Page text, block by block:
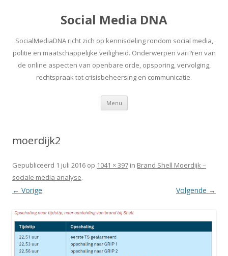
Social Media DNA
SocialMediaDNA richt zich op kennisdeling rondom social media,
politie en maatschappelijke veiligheid. Onderwerpen vari?ren van
de online aspecten van openbare orde, opsporing, vervolging,
rechtspraak tot crisisbeheersing en communicatie.
Menu Spring
inhoud
moerdijk2
Gepubliceerd 1 juli 2016 op 1041 × 397 in Brand Shell Moerdijk –
sociale media analyse.
← Vorige Volgende →